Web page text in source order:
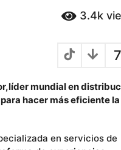
3.4k
,líder mundial en
hacer más eficiente la
en servicios de